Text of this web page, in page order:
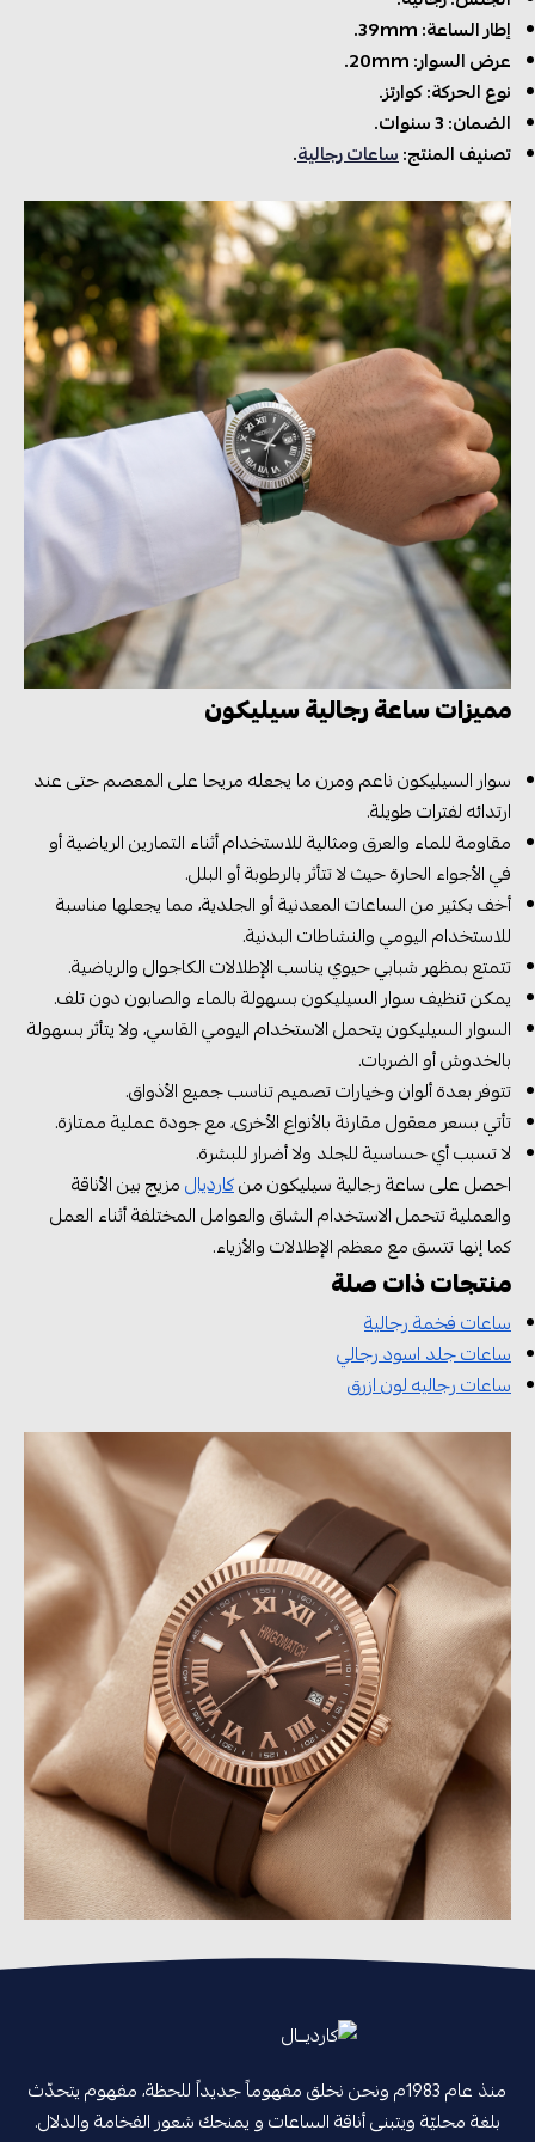
إطار الساعة: 39mm.
عرض السوار: 20mm.
نوع الحركة: كوارتز.
الضمان: 3 سنوات.
تصنيف المنتج:ساعات رجالية.
مميزات ساعة رجالية سيليكون
سوار السيليكون ناعم ومرن ما يجعله مريحا على المعصم حتى عند
ارتدائه لفترات طويلة.
مقاومة للماء والعرق ومثالية للاستخدام أثناء التمارين الرياضية أو
في الأجواء الحارة حيث لا تتأثر بالرطوبة أو البلل.
أخف بكثير من الساعات المعدنية أو الجلدية، مما يجعلها مناسبة
للاستخدام اليومي والنشاطات البدنية.
تتمتع بمظهر شبابي حيوي يناسب الإطلالات الكاجوال والرياضية.
يمكن تنظيف سوار السيليكون بسهولة بالماء والصابون دون تلف.
السوار السيليكون يتحمل الاستخدام اليومي القاسي، ولا يتأثر بسهولة
بالخدوش أو الضربات.
تتوفر بعدة ألوان وخيارات تصميم تناسب جميع الأذواق.
تأتي بسعر معقول مقارنة بالأنواع الأخرى، مع جودة عملية ممتازة.
لا تسبب أي حساسية للجلد ولا أضرار للبشرة.
احصل على ساعة رجالية سيليكون منكارديالمزيج بين الأناقة
والعملية تتحمل الاستخدام الشاق والعوامل المختلفة أثناء العمل
كما إنها تتسق مع معظم الإطلالات والأزياء.
منتجات ذات صلة
ساعات فخمة رجالية
ساعات جلد اسود رجالي
ساعات رجاليه لون ازرق
منذ عام 1983م ونحن نخلق مفهوماً جديداً للحظة، مفهوم يتحدّث
بلغة محليّة ويتبنى أناقة الساعات و يمنحك شعور الفخامة والدلال.